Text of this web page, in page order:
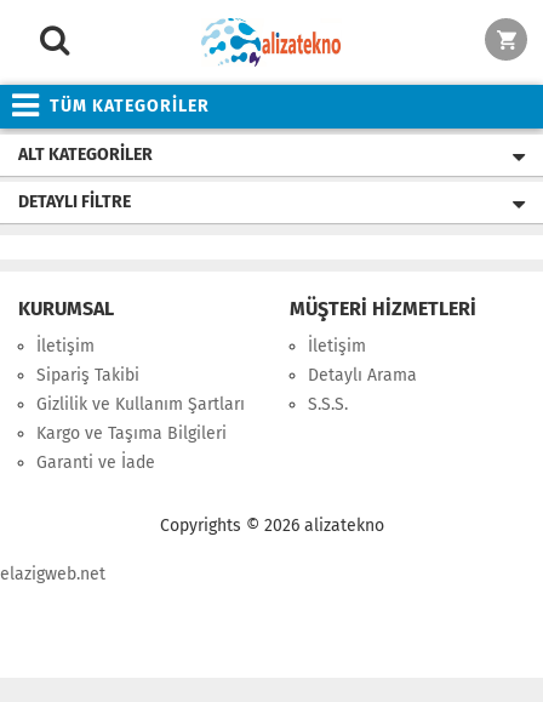
TÜM KATEGORİLER
ALT KATEGORILER
DETAYLI FILTRE
KURUMSAL
İletişim
Sipariş Takibi
Gizlilik ve Kullanım Şartları
Kargo ve Taşıma Bilgileri
Garanti ve İade
MÜŞTERİ HİZMETLERİ
İletişim
Detaylı Arama
S.S.S.
Copyrights © 2026 alizatekno
elazigweb.net